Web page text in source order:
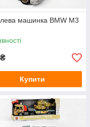
машинка BMW M3
₴
Купити